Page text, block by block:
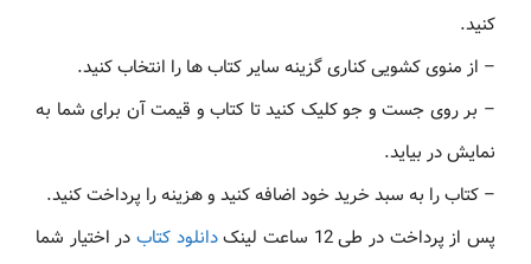
کنید.
– از منوی کشویی کناری گزینه سایر کتاب ها را انتخاب کنید.
– بر روی جست و جو کلیک کنید تا کتاب و قیمت آن برای شما به
نمایش در بیاید.
– کتاب را به سبد خرید خود اضافه کنید و هزینه را پرداخت کنید.
پس از پرداخت در طی 12 ساعت لینک
دانلود کتاب در اختیار شما